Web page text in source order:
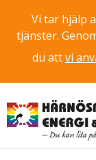
Vi tar hjälp
tjänster.
du attvi